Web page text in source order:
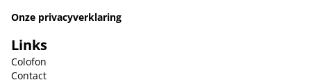
Onze privacyverklaring
Links
Colofon
Contact